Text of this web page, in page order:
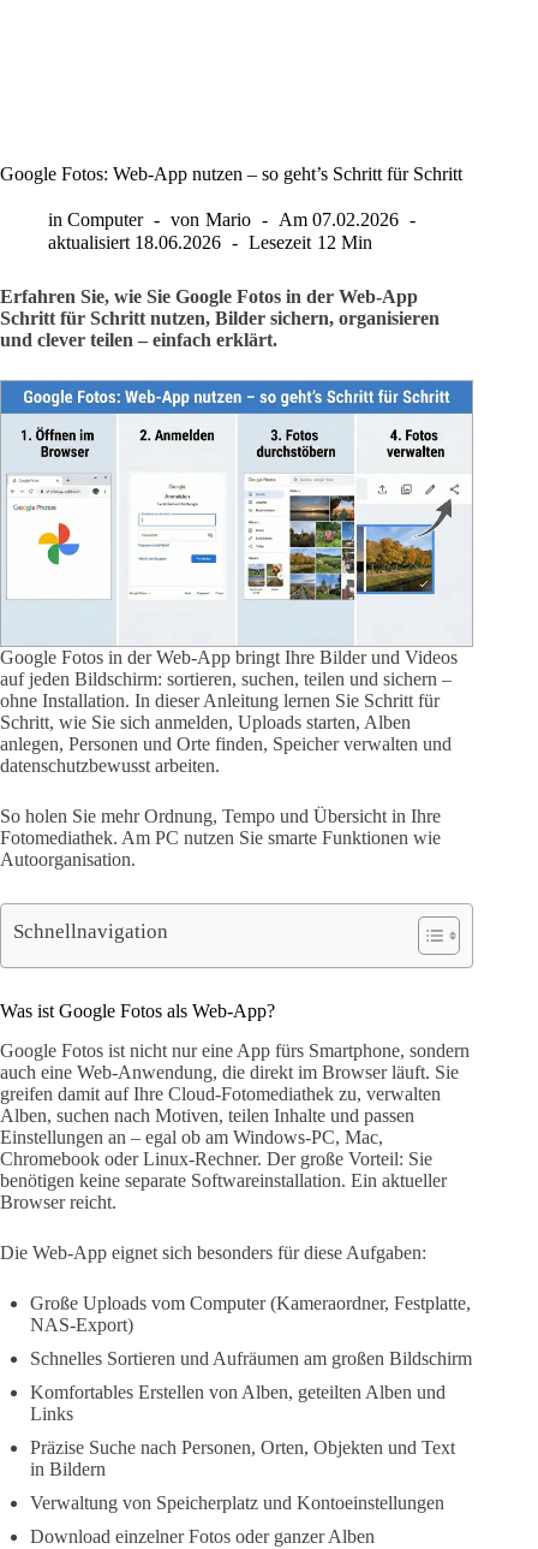
Google Fotos: Web-App nutzen – so geht’s Schritt für Schritt
in Computer von Mario Am 07.02.2026
aktualisiert 18.06.2026 Lesezeit 12 Min
Erfahren Sie, wie Sie Google Fotos in der Web-App
Schritt für Schritt nutzen, Bilder sichern, organisieren
und clever teilen – einfach erklärt.
Google Fotos in der Web-App bringt Ihre Bilder und Videos
auf jeden Bildschirm: sortieren, suchen, teilen und sichern –
ohne Installation. In dieser Anleitung lernen Sie Schritt für
Schritt, wie Sie sich anmelden, Uploads starten, Alben
anlegen, Personen und Orte finden, Speicher verwalten und
datenschutzbewusst arbeiten.
So holen Sie mehr Ordnung, Tempo und Übersicht in Ihre
Fotomediathek. Am PC nutzen Sie smarte Funktionen wie
Autoorganisation.
Schnellnavigation
Was ist Google Fotos als Web-App?
Google Fotos ist nicht nur eine App fürs Smartphone, sondern
auch eine Web-Anwendung, die direkt im Browser läuft. Sie
greifen damit auf Ihre Cloud-Fotomediathek zu, verwalten
Alben, suchen nach Motiven, teilen Inhalte und passen
Einstellungen an – egal ob am Windows-PC, Mac,
Chromebook oder Linux-Rechner. Der große Vorteil: Sie
benötigen keine separate Softwareinstallation. Ein aktueller
Browser reicht.
Die Web-App eignet sich besonders für diese Aufgaben:
Große Uploads vom Computer (Kameraordner, Festplatte,
NAS-Export)
Schnelles Sortieren und Aufräumen am großen Bildschirm
Komfortables Erstellen von Alben, geteilten Alben und
Links
Präzise Suche nach Personen, Orten, Objekten und Text
in Bildern
Verwaltung von Speicherplatz und Kontoeinstellungen
Download einzelner Fotos oder ganzer Alben